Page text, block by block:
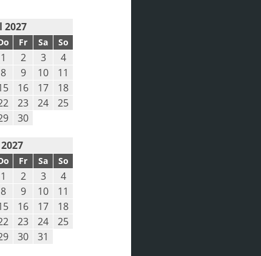
2027
Fr Sa So
1 2 3
4
8 9 10
11
16 17
18
23 24
25
30
Fr Sa So
1 2 3
4
8 9 10
11
16 17
18
23 24
25
30 31